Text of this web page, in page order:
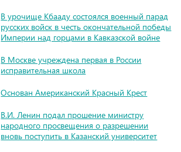
В урочище Кбааду состоялся военный парад
русских войск в честь окончательной победы
Империи над горцами в Кавказской войне
В Москве учреждена первая в России
исправительная школа
Основан Американский Красный Крест
В.И. Ленин подал прошение министру
народного просвещения о разрешении
вновь поступить в Казанский университет